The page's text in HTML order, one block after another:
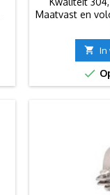
Maatvast en
 In
